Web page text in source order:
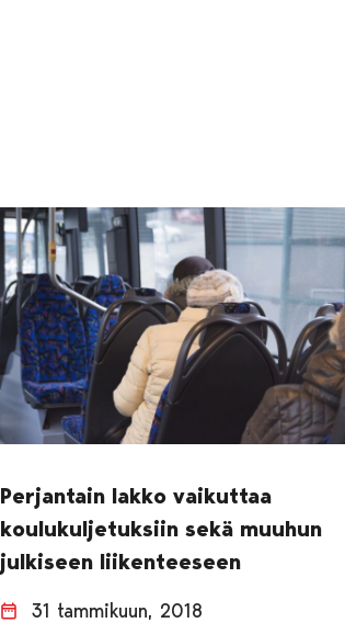
Perjantain lakko vaikuttaa
koulukuljetuksiin sekä muuhun
julkiseen liikenteeseen
31 tammikuun, 2018